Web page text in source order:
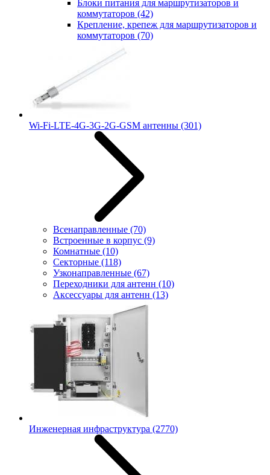
Блоки питания для маршрутизаторов и
коммутаторов (42)
Крепление, крепеж для маршрутизаторов и
коммутаторов (70)
Wi-Fi-LTE-4G-3G-2G-GSM антенны (301)
Всенаправленные (70)
Встроенные в корпус (9)
Комнатные (10)
Секторные (118)
Узконаправленные (67)
Переходники для антенн (10)
Аксессуары для антенн (13)
Инженерная инфраструктура (2770)